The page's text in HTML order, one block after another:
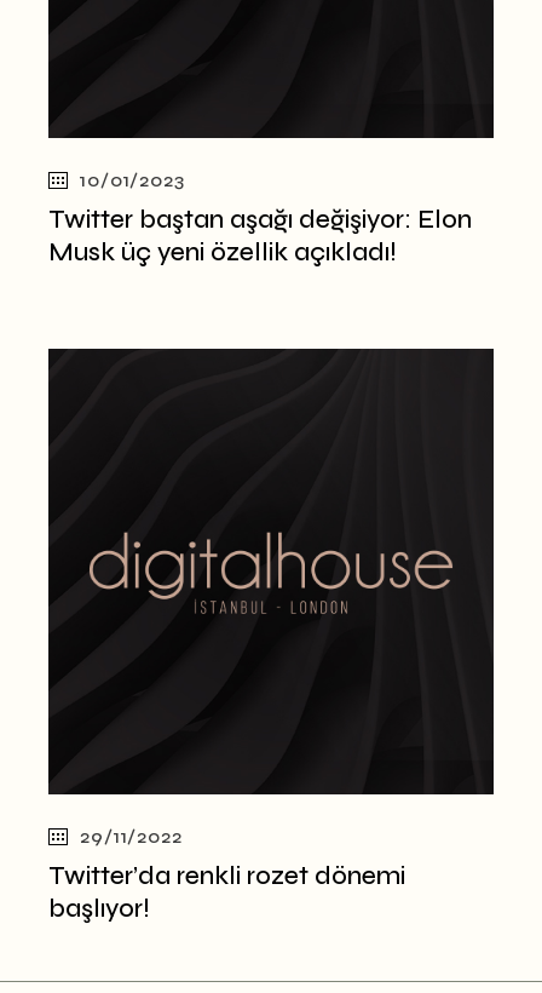
10/01/2023
Twitter baştan aşağı değişiyor: Elon
Musk üç yeni özellik açıkladı!
29/11/2022
Twitter’da renkli rozet dönemi
başlıyor!